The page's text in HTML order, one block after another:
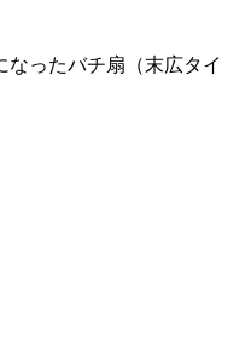
ったバチ扇（末広タイ